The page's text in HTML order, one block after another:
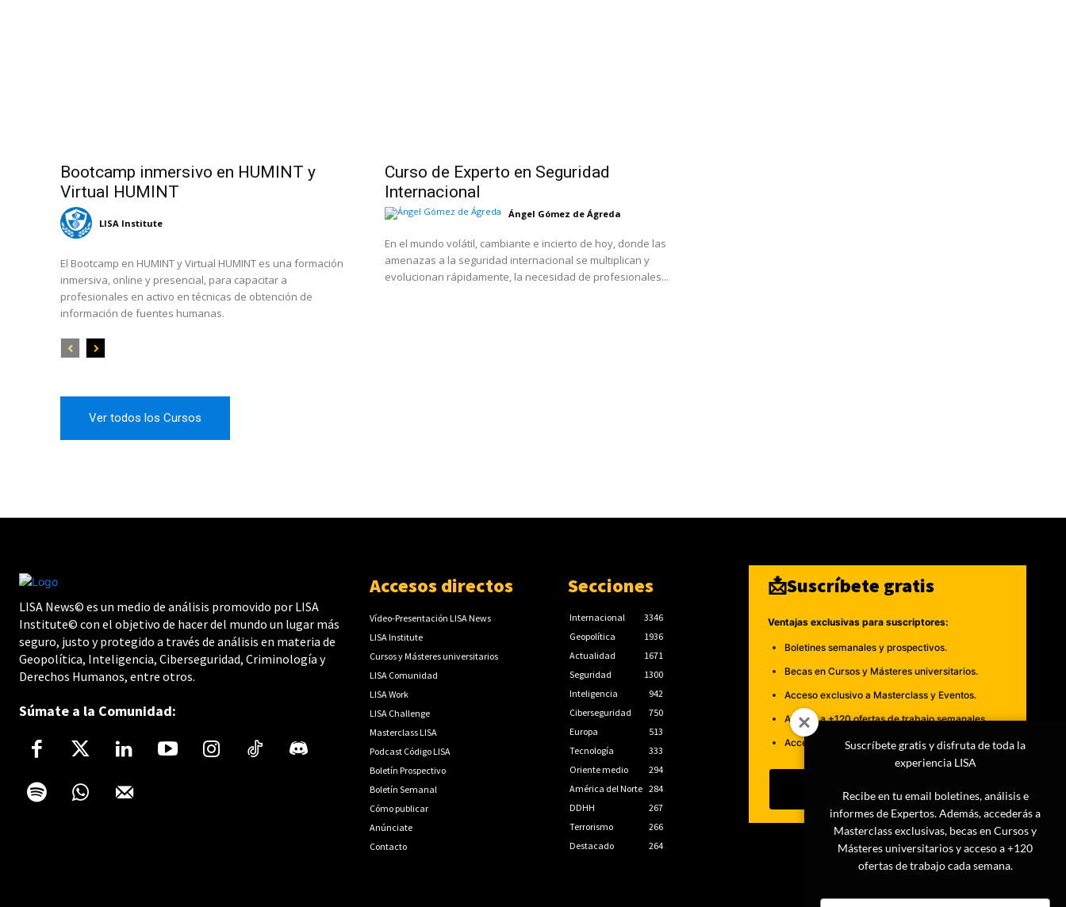
Bootcamp inmersivo en HUMINT y
Virtual HUMINT
LISA Institute
El Bootcamp en HUMINT y Virtual HUMINT es una formación
inmersiva, online y presencial, para capacitar a
profesionales en activo en técnicas de obtención de
información de fuentes humanas.
Curso de Experto en Seguridad
Internacional
Ángel Gómez de Ágreda
En el mundo volátil, cambiante e incierto de hoy, donde las
amenazas a la seguridad internacional se multiplican y
evolucionan rápidamente, la necesidad de profesionales...
Ver todos los Cursos
LISA News© es un medio de análisis promovido por LISA
Institute© con el objetivo de hacer del mundo un lugar más
seguro, justo y protegido a través de análisis en materia de
Geopolítica, Inteligencia, Ciberseguridad, Criminología y
Derechos Humanos, entre otros.
Súmate a la Comunidad:
Accesos directos
Vídeo-Presentación LISA News
LISA Institute
Cursos y Másteres universitarios
LISA Comunidad
LISA Work
LISA Challenge
Masterclass LISA
Podcast Código LISA
Boletín Prospectivo
Boletín Semanal
Cómo publicar
Anúnciate
Contacto
Secciones
Internacional
3346
Geopolítica
1936
Actualidad
1671
Seguridad
1300
Inteligencia
942
Ciberseguridad
750
Europa
513
Tecnología
333
Oriente medio
294
América del Norte 284
DDHH
267
Terrorismo
266
Destacado
264
📩Suscríbete gratis
Ventajas exclusivas para suscriptores:
Boletines semanales y prospectivos.
Becas en Cursos y Másteres universitarios.
Acceso exclusivo a Masterclass y Eventos.
Acceso a +120 ofertas de trabajo semanales.
Acceso a LISA Comunidad y LISA Challenge.
Suscribirme
Suscríbete gratis y disfruta de toda la
experiencia LISA
Recibe en tu email boletines, análisis e
informes de Expertos. Además, accederás a
Masterclass exclusivas, becas en Cursos y
Másteres universitarios y acceso a +120
ofertas de trabajo cada semana.